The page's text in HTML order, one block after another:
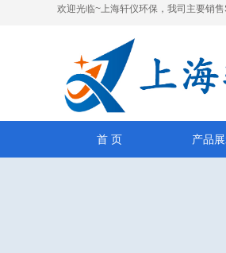
欢迎光临~上海轩仪环保，我司主要销
首 页 产品